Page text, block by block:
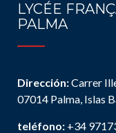
LYCÉE
PALMA
Dirección:Carrer
07014 Palma, Islas
teléfono: +34